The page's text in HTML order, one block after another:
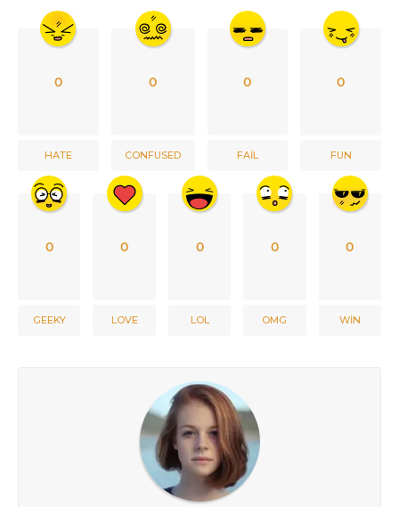
0
HATE
0
CONFUSED
0
FAIL
0
FUN
0
GEEKY
0
LOVE
0
LOL
0
OMG
0
WIN